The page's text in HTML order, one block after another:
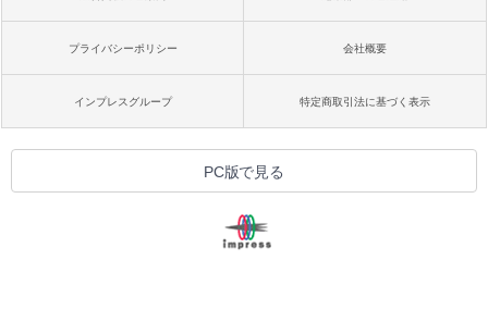
プライバシーポリシー 会社概要
インプレスグループ 特定商取引法に基づく表示
PC版で見る